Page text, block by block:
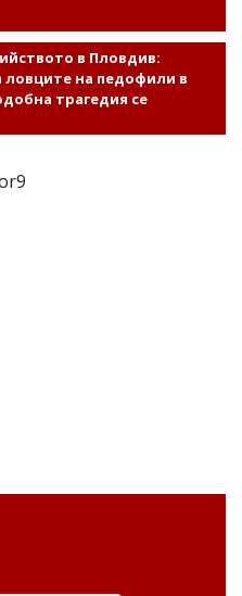
в Пловдив:
ловците на педофили в
трагедия се